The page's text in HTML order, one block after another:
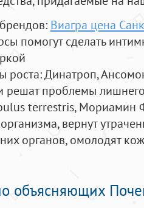
Виагра цена
помогут сделать
роста: Динатроп,
решат проблемы
terrestris, Мориамин
вернут
органов, омолодят
объясняющих